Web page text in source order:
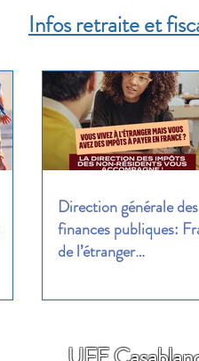
Infos retraite et
Direction générale des
finances publiques:
de l’étranger…